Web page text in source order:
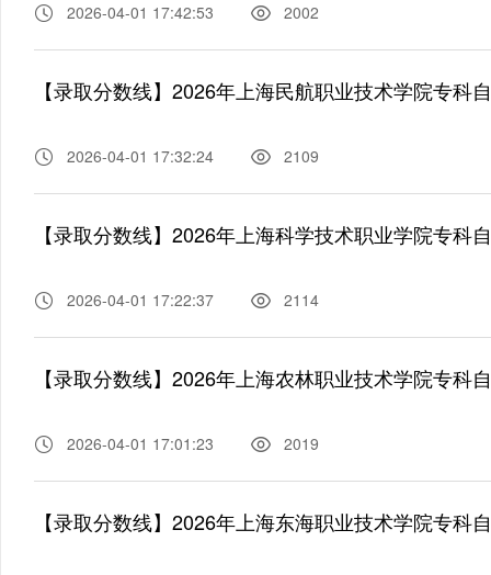
2026-04-01 17:42:53 2002
【录取分数线】2026年上海民航职业技术学院专科
2026-04-01 17:32:24 2109
【录取分数线】2026年上海科学技术职业学院专科
2026-04-01 17:22:37 2114
【录取分数线】2026年上海农林职业技术学院专科
2026-04-01 17:01:23 2019
【录取分数线】2026年上海东海职业技术学院专科